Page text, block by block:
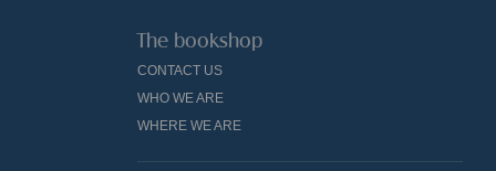
The bookshop
CONTACT US
WHO WE ARE
WHERE WE ARE